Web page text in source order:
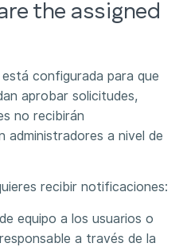
the assigned
configurada para que
aprobar solicitudes,
no recibirán
administradores a nivel de
recibir notificaciones:
equipo a los usuarios o
a través de la